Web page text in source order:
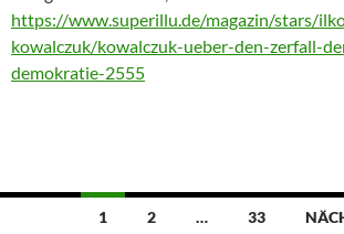
https://www.superillu.de/magazin/stars/
kowalczuk/kowalczuk-ueber-den-zerfall-
demokratie-2555
Beitragsnavigation
1 2 … 33